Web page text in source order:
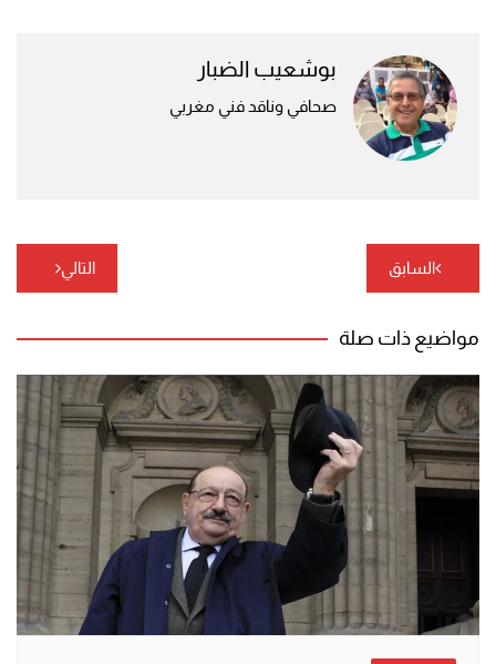
بوشعيب الضبار
صحافي وناقد فني مغربي
تصفّح
المقالات
السابق التالي
مواضيع ذات صلة